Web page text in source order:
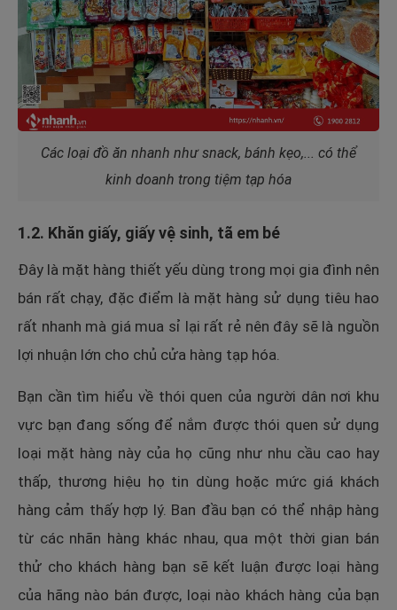
Các loại đồ ăn nhanh như snack, bánh kẹo,... có thể
kinh doanh trong tiệm tạp hóa
1.2. Khăn giấy, giấy vệ sinh, tã em bé
Đây là mặt hàng thiết yếu dùng trong mọi gia đình nên
bán rất chạy, đặc điểm là mặt hàng sử dụng tiêu hao
rất nhanh mà giá mua sỉ lại rất rẻ nên đây sẽ là nguồn
lợi nhuận lớn cho chủ cửa hàng tạp hóa.
Bạn cần tìm hiểu về thói quen của người dân nơi khu
vực bạn đang sống để nắm được thói quen sử dụng
loại mặt hàng này của họ cũng như nhu cầu cao hay
thấp, thương hiệu họ tin dùng hoặc mức giá khách
hàng cảm thấy hợp lý. Ban đầu bạn có thể nhập hàng
từ các nhãn hàng khác nhau, qua một thời gian bán
thử cho khách hàng bạn sẽ kết luận được loại hàng
của hãng nào bán được, loại nào khách hàng của bạn